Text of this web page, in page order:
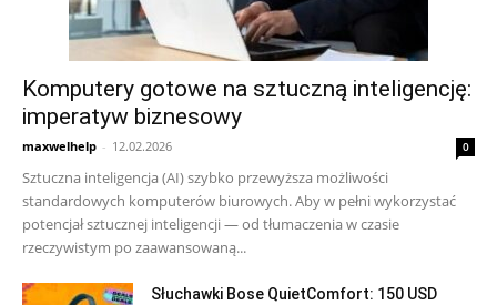
Komputery gotowe na sztuczną inteligencję:
imperatyw biznesowy
maxwelhelp - 12.02.2026 0
Sztuczna inteligencja (AI) szybko przewyższa możliwości
standardowych komputerów biurowych. Aby w pełni wykorzystać
potencjał sztucznej inteligencji — od tłumaczenia w czasie
rzeczywistym po zaawansowaną...
Słuchawki Bose QuietComfort: 150 USD